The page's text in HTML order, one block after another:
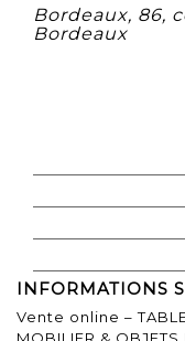
Bordeaux, 86,
Bordeaux
INFORMATIONS
Vente online –
MOBILIER & OBJETS